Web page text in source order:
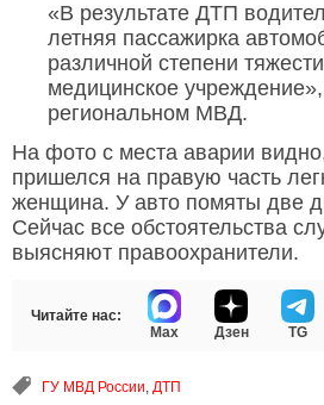
«В результате ДТП
летняя пассажирка
различной степени
медицинское
региональном МВД.
На фото с места аварии
пришелся на правую часть
женщина. У авто помяты две
Сейчас все обстоятельства
выясняют правоохранители.
Читайте нас:
Max
Дзен TG
ГУ МВД России, ДТП